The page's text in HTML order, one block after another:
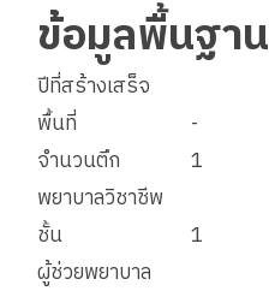
ข้อมูลพื้นฐาน
ปีที่สร้างเสร็จ
พื้นที่
-
จำนวนตึก
1
พยาบาลวิชาชีพ
ชั้น
1
ผู้ช่วยพยาบาล